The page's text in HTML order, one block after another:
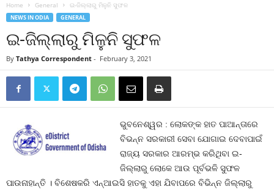
Home General ଇ-ଜିଲ୍ଲାରୁ ମିଳୁନି ସୁଫଳ
NEWS IN ODIA GENERAL
ଇ-ଜିଲ୍ଲାରୁ ମିଳୁନି ସୁଫଳ
By Tathya Correspondent - February 3, 2021
ଭୁବନେଶ୍ୱର : ଲୋକଙ୍କ ହାତ ପାଆନ୍ତାରେ
ବିଭନ୍ନ ସରକାରୀ ସେବା ଯୋଗାଇ ଦେବାପାଇଁ
ରାଜ୍ୟ ସରକାର ଆରମ୍ଭ କରିଥିବା ଇ-
ଜିଲ୍ଲାରୁ ଲୋକେ ଆଉ ପୂର୍ବଭଳି ସୁଫଳ
ପାଉନାହାନ୍ତି । ବିଶେଷକରି ଏନ୍‍ଆଇସି ହାତକୁ ଏହା ଯିବାପରେ ବିଭିନ୍ନ ଜିଲ୍ଲାରୁ